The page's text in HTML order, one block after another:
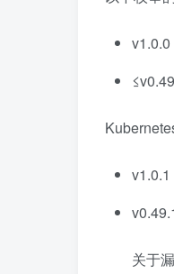
v1.0.0
v1.0.1
关于